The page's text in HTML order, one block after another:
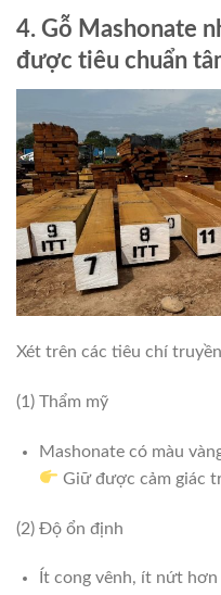
4. Gỗ Mashonate
được tiêu chuẩn
Xét trên các tiêu chí
(1) Thẩm mỹ
Mashonate có màu
Giữ được cảm giác
(2) Độ ổn định
Ít cong vênh, ít nứt